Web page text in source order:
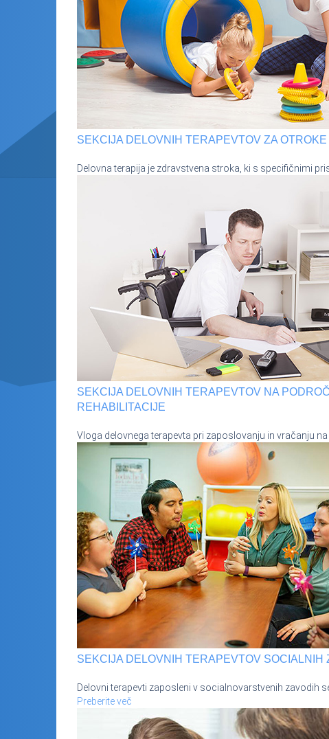
SEKCIJA DELOVNIH TERAPEVTOV ZA
Delovna terapija je zdravstvena stroka, ki s specifičnimi
SEKCIJA DELOVNIH TERAPEVTOV NA
REHABILITACIJE
Vloga delovnega terapevta pri zaposlovanju in vračanju
SEKCIJA DELOVNIH TERAPEVTOV SOCIALNIH
Delovni terapevti zaposleni v socialnovarstvenih zavodih
Preberite več